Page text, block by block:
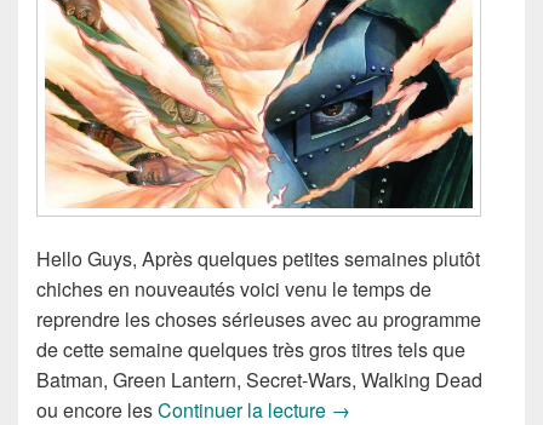
Hello Guys, Après quelques petites semaines plutôt
chiches en nouveautés voici venu le temps de
reprendre les choses sérieuses avec au programme
de cette semaine quelques très gros titres tels que
Batman, Green Lantern, Secret-Wars, Walking Dead
ou encore lesContinuer la lecture Sorties des Comics VO
→